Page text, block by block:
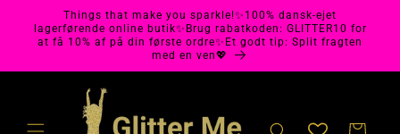
indhold
Things that make you sparkle!✨100% dansk-ejet
lagerførende online butik✨Brug rabatkoden: GLITTER10 for
at få 10% af på din første ordre✨Et godt tip: Split fragten
med en ven💖
Indkøbskurv